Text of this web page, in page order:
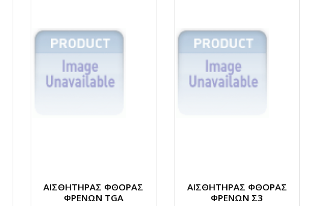
ΑΙΣΘΗΤΗΡΑΣ ΦΘΟΡΑΣ
ΦΡΕΝΩΝ TGA
ΑΙΣΘΗΤΗΡΑΣ ΦΘΟΡΑΣ
ΦΡΕΝΩΝ Σ3